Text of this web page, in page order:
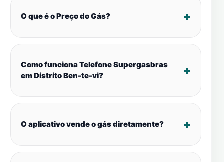
O que é o Preço do Gás?
Como funciona Telefone Supergasbras
em Distrito Ben-te-vi?
O aplicativo vende o gás diretamente?